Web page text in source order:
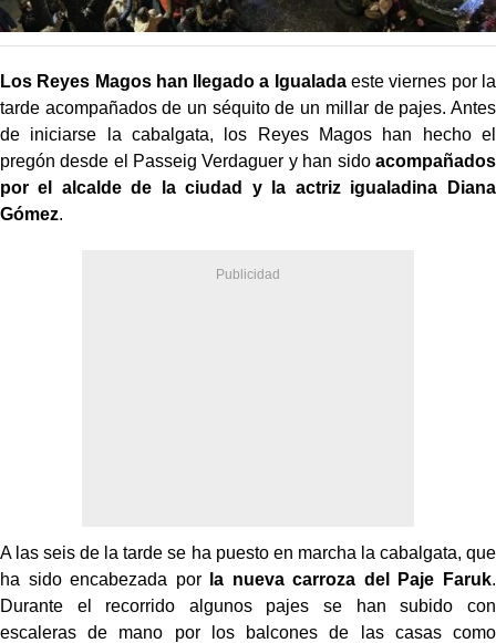
Los Reyes Magos han llegado a Igualadaeste viernes por la
tarde acompañados de un séquito de un millar de pajes. Antes
de iniciarse la cabalgata, los Reyes Magos han hecho el
pregón desde el Passeig Verdaguer y han sido acompañados
por el alcalde de la ciudad y la actriz igualadina Diana
Gómez.
A las seis de la tarde se ha puesto en marcha la cabalgata, que
ha sido encabezada por
la nueva carroza del Paje Faruk.
Durante el recorrido algunos pajes se han subido con
escaleras de mano por los balcones de las casas como